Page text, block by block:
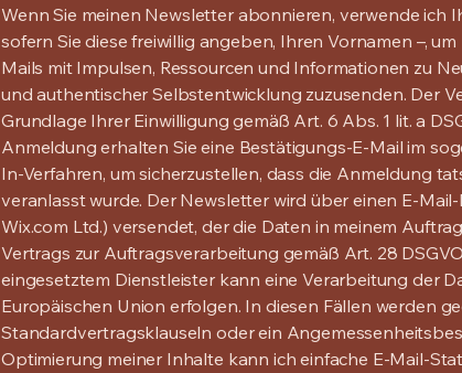
Wenn Sie meinen Newsletter abonnieren, verwende ich
sofern Sie diese freiwillig angeben, Ihren Vornamen –,
Mails mit Impulsen, Ressourcen und Informationen zu
und authentischer Selbstentwicklung zuzusenden. Der
Grundlage Ihrer Einwilligung gemäß Art. 6 Abs. 1 lit. a
Anmeldung erhalten Sie eine Bestätigungs-E-Mail im
In-Verfahren, um sicherzustellen, dass die Anmeldung
veranlasst wurde. Der Newsletter wird über einen E-
Wix.com Ltd.) versendet, der die Daten in meinem
Vertrags zur Auftragsverarbeitung gemäß Art. 28
eingesetztem Dienstleister kann eine Verarbeitung der
Europäischen Union erfolgen. In diesen Fällen werden
Standardvertragsklauseln oder ein
Optimierung meiner Inhalte kann ich einfache E-Mail-